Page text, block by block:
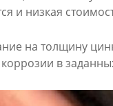
и низкая
на толщину
в